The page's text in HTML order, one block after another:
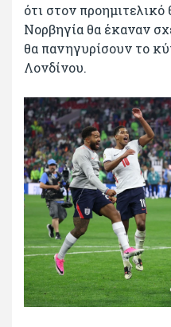
ότι στον
Νορβηγία θα έκαναν
θα πανηγυρίσουν το
Λονδίνου.